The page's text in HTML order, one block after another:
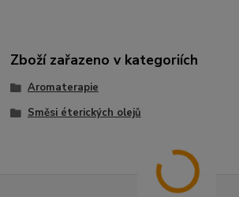
Zboží zařazeno v kategoriích
Aromaterapie
Směsi éterických olejů